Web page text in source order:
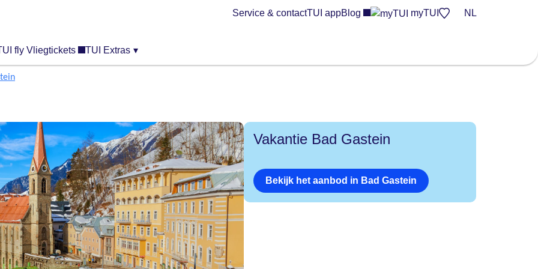
fly Vliegtickets TUI Extras ▾
Service & contactTUI appBlog myTUI NL
Vakantie Bad Gastein
Bekijk het aanbod in Bad Gastein